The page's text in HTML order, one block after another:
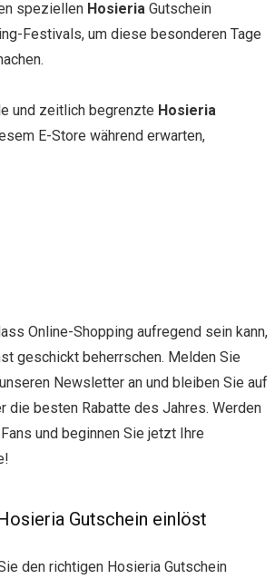
speziellen Hosieria Gutschein
Festivals, um diese besonderen Tage
und zeitlich begrenzte Hosieria
E-Store während erwarten,
Online-Shopping aufregend sein kann,
geschickt beherrschen. Melden Sie
Newsletter an und bleiben Sie auf
die besten Rabatte des Jahres. Werden
und beginnen Sie jetzt Ihre
Gutschein einlöst
den richtigen Hosieria Gutschein